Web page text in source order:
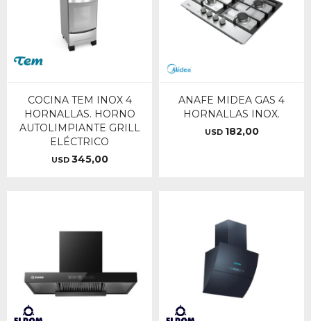
COCINA TEM INOX 4
HORNALLAS. HORNO
AUTOLIMPIANTE GRILL
ELÉCTRICO
USD 345,00
ANAFE MIDEA GAS 4
HORNALLAS INOX.
USD 182,00